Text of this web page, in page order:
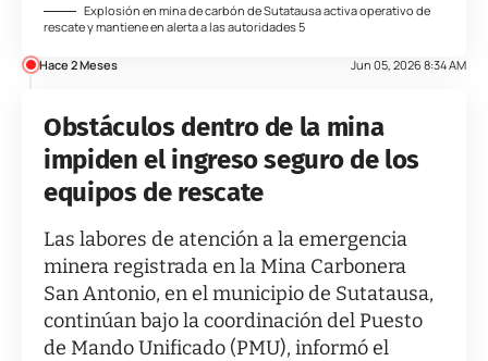
Explosión en mina de carbón de Sutatausa activa operativo de
rescate y mantiene en alerta a las autoridades 5
Hace 2 Meses Jun 05, 2026 8:34 AM
Obstáculos dentro de la mina
impiden el ingreso seguro de los
equipos de rescate
Las labores de atención a la emergencia
minera registrada en la Mina Carbonera
San Antonio, en el municipio de Sutatausa,
continúan bajo la coordinación del Puesto
de Mando Unificado (PMU), informó el